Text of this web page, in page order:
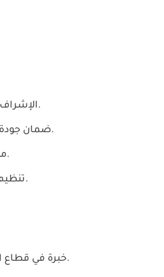
الإشراف على فرق الضيافة.
ضمان جودة الخدمات المقدمة.
متابعة رضا العملاء.
تنظيم جداول الموظفين.
خبرة في قطاع الضيافة أو الفنادق.